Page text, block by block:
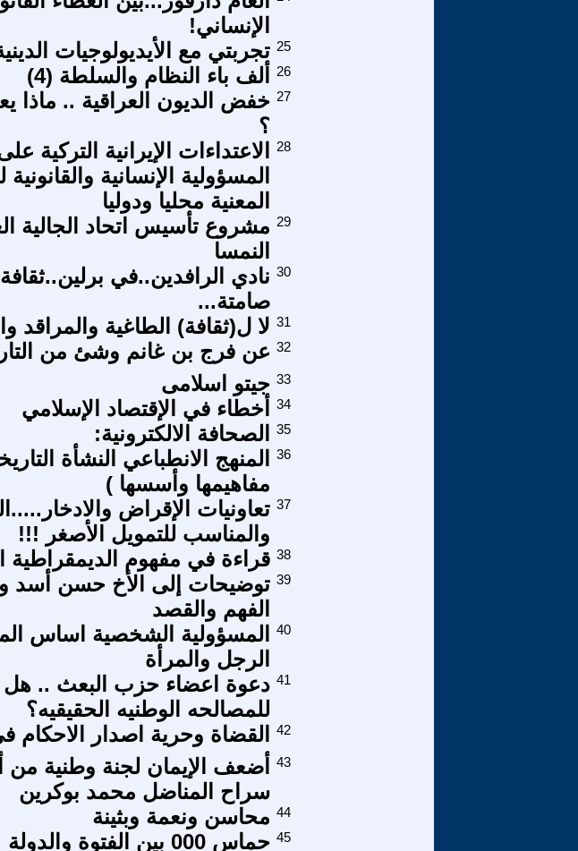
الإنساني!
تجربتي مع الأيديولوجيات الدينية 25
ألف باء النظام والسلطة (4)
26
خفض الديون العراقية .. ماذا
؟
27
الاعتداءات الإيرانية التركية
المسؤولية الإنسانية
المعنية محليا ودوليا
28
مشروع تأسيس اتحاد الجالية
النمسا
29
نادي الرافدين..في
صامتة...
30
لا ل(ثقافة) الطاغية والمراقد 31
عن فرج بن غانم وشئ من 32
جيتو اسلامى 33
أخطاء في الإقتصاد الإسلامي
34
الصحافة الالكترونية:
35
المنهج الانطباعي النشأة
مفاهيمها وأسسها )
36
تعاونيات الإقراض
والمناسب للتمويل الأصغر !!!
37
قراءة في مفهوم الديمقراطية 38
توضيحات إلى الأخ حسن أسد
الفهم والقصد
39
المسؤولية الشخصية اساس
الرجل والمرأة
40
دعوة اعضاء حزب البعث .. هل
للمصالحه الوطنيه الحقيقيه؟
41
القضاة وحرية اصدار الاحكام 42
أضعف الإيمان لجنة وطنية
سراح المناضل محمد بوكرين
43
محاسن ونعمة وبثينة 44
حماس 000 بين الفتوة والدولة 45